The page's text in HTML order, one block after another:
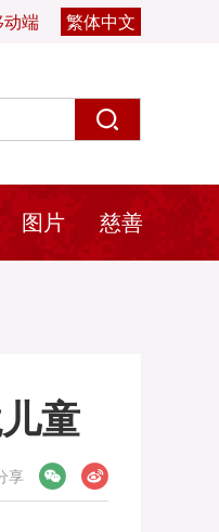
动端 繁体中文
图片 慈善
童
享